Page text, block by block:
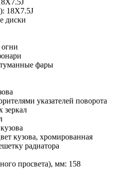
18X7.5J
диски
фары
указателей поворота
зеркал
кузова, хромированная
радиатора
просвета), мм: 158